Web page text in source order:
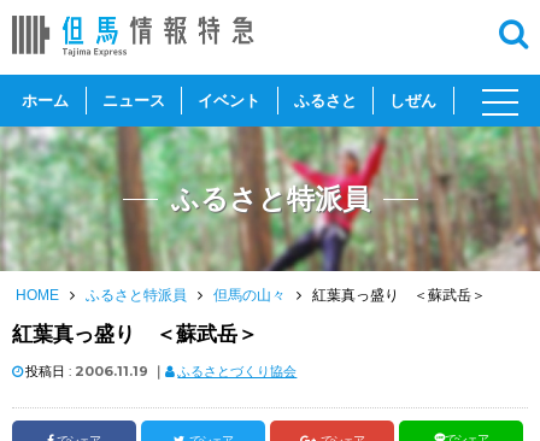
ホーム ニュース イベント ふるさと しぜん
toggle
ふるさと特派員
HOME ふるさと特派員 但馬の山々 紅葉真っ盛り ＜蘇武岳＞
紅葉真っ盛り ＜蘇武岳＞
投稿日 : 2006.11.19 ｜ ふるさとづくり協会